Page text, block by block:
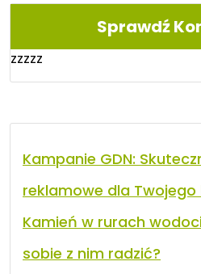
Sprawdź
zzzzz
Kampanie GDN:
reklamowe dla Twojego
Kamień w rurach
sobie z nim radzić?